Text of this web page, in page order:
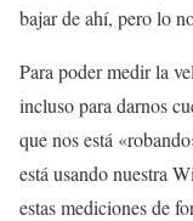
bajar de ahí, pero lo
Para poder medir la
incluso para darnos
que nos está
está usando nuestra
estas mediciones de